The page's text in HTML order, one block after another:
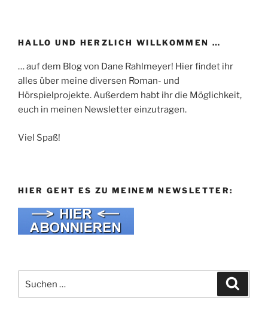
HALLO UND HERZLICH WILLKOMMEN …
… auf dem Blog von Dane Rahlmeyer! Hier findet ihr
alles über meine diversen Roman- und
Hörspielprojekte. Außerdem habt ihr die Möglichkeit,
euch in meinen Newsletter einzutragen.
Viel Spaß!
HIER GEHT ES ZU MEINEM NEWSLETTER:
nach: